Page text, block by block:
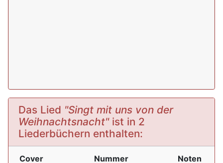
Das Lied "Singt mit uns von der
Weihnachtsnacht"ist in 2
Liederbüchern enthalten:
Cover Nummer Noten